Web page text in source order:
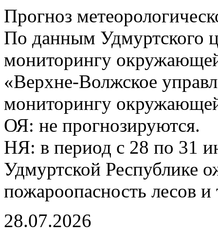
Прогноз
По данным Удмуртского
мониторингу
«Верхне-Волжское
мониторингу
ОЯ: не прогнозируются.
НЯ: в период с 28 по 31
Удмуртской Республике
пожароопасность лесов
28.07.2026